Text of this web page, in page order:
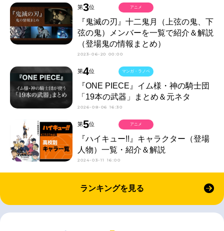
第3位
『鬼滅の刃』十二鬼月（上弦の鬼、下
弦の鬼）メンバーを一覧で紹介＆解説
（登場鬼の情報まとめ）
2023-06-20 00:00
アニメ
第4位
『ONE PIECE』イム様・神の騎士団
「19本の武器」まとめ＆元ネタ
2026-08-06 16:30
マンガ・ラノベ
第5位
『ハイキュー!!』キャラクター（登場
人物）一覧・紹介＆解説
2024-03-11 16:00
アニメ
ランキングを見る